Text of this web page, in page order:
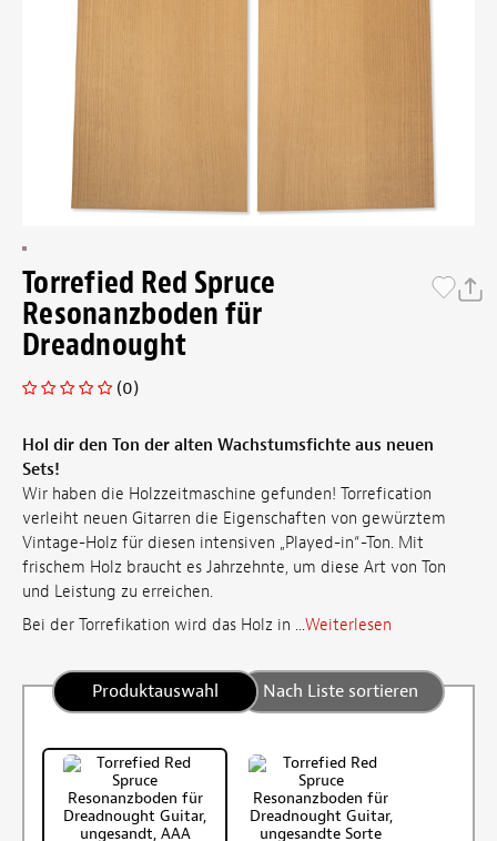
Torrefied Red Spruce
Resonanzboden für
Dreadnought
(0)
Hol dir den Ton der alten Wachstumsfichte aus neuen
Sets!
Wir haben die Holzzeitmaschine gefunden! Torrefication
verleiht neuen Gitarren die Eigenschaften von gewürztem
Vintage-Holz für diesen intensiven „Played-in“-Ton. Mit
frischem Holz braucht es Jahrzehnte, um diese Art von Ton
und Leistung zu erreichen.
Bei der Torrefikation wird das Holz in ...Weiterlesen
Produktauswahl Nach Liste sortieren